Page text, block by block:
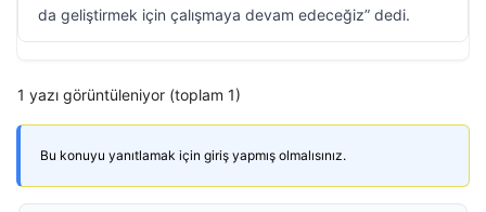
da geliştirmek için çalışmaya devam edeceğiz” dedi.
1 yazı görüntüleniyor (toplam 1)
Bu konuyu yanıtlamak için giriş yapmış olmalısınız.